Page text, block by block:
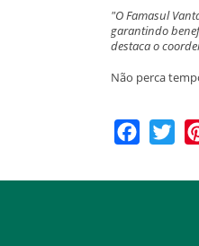
"O Famasul
garantindo
destaca o
Não perca